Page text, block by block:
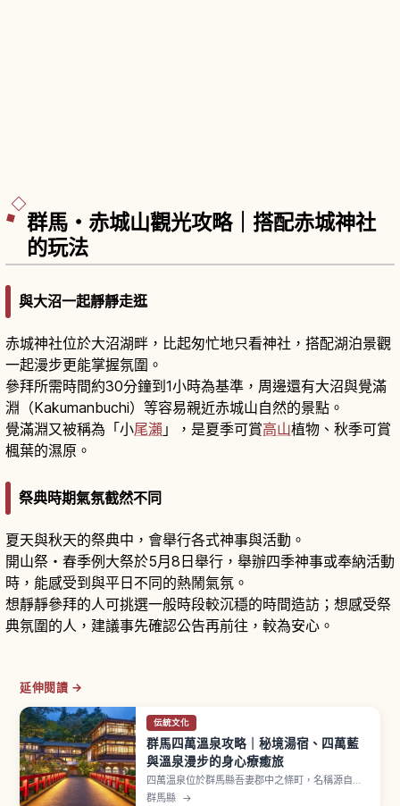
群馬・赤城山觀光攻略｜搭配赤城神社
的玩法
與大沼一起靜靜走逛
赤城神社位於大沼湖畔，比起匆忙地只看神社，搭配湖泊景觀
一起漫步更能掌握氛圍。
參拜所需時間約30分鐘到1小時為基準，周邊還有大沼與覺滿
淵（Kakumanbuchi）等容易親近赤城山自然的景點。
覺滿淵又被稱為「小尾瀨 」，是夏季可賞高山植物、秋季可賞
楓葉的濕原。
祭典時期氣氛截然不同
夏天與秋天的祭典中，會舉行各式神事與活動。
開山祭・春季例大祭於5月8日舉行，舉辦四季神事或奉納活動
時，能感受到與平日不同的熱鬧氣氛。
想靜靜參拜的人可挑選一般時段較沉穩的時間造訪；想感受祭
典氛圍的人，建議事先確認公告再前往，較為安心。
延伸閱讀 →
伝統文化
群馬四萬溫泉攻略｜秘境湯宿、四萬藍
與溫泉漫步的身心療癒旅
四萬溫泉位於群馬縣吾妻郡中之條町，名稱源自
「能療癒四萬種疾病」的傳說。延曆年間坂上田村
群馬縣 →